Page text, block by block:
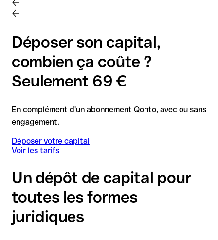
Déposer son capital,
combien ça coûte ?
Seulement 69 €
En complément d'un abonnement Qonto, avec ou sans
engagement.
Déposer votre capital
Voir les tarifs
Un dépôt de capital pour
toutes les formes
juridiques